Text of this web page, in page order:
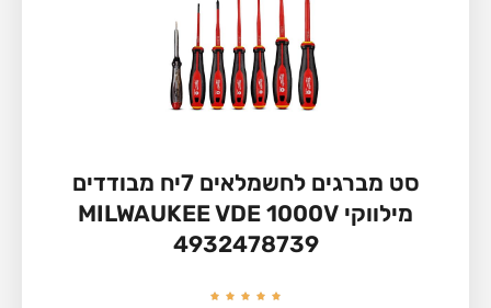
סט מברגים לחשמלאים 7יח מבודדים
מילווקי MILWAUKEE VDE 1000V
4932478739